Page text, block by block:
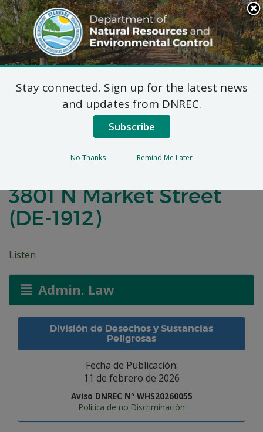
Search
This
Site
DNREC Menu
Notificación de
Negociaciones para un
Acuerdo de Desarrollo
3801 N Market Street
(DE-1912)
Listen
Admin. Law
División de Desechos y Sustancias
Peligrosas
Fecha de Publicación:
11 de febrero de 2026
Aviso DNREC Nº WHS20260055
Política de no Discriminación
Stay connected. Sign up for the latest news
and updates from DNREC.
Subscribe
No Thanks Remind Me Later